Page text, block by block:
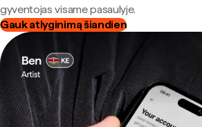
gyventojas visame pasaulyje.
Gauk atlyginimą šiandien